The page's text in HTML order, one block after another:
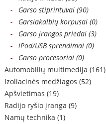
- Garso stiprintuvai (90)
- Garsiakalbių korpusai (0)
- Garso įrangos priedai (3)
- iPod/USB sprendimai (0)
- Garso procesoriai (0)
Automobilių multimedija (161)
Izoliacinės medžiagos (52)
Apšvietimas (19)
Radijo ryšio įranga (9)
Namų technika (1)